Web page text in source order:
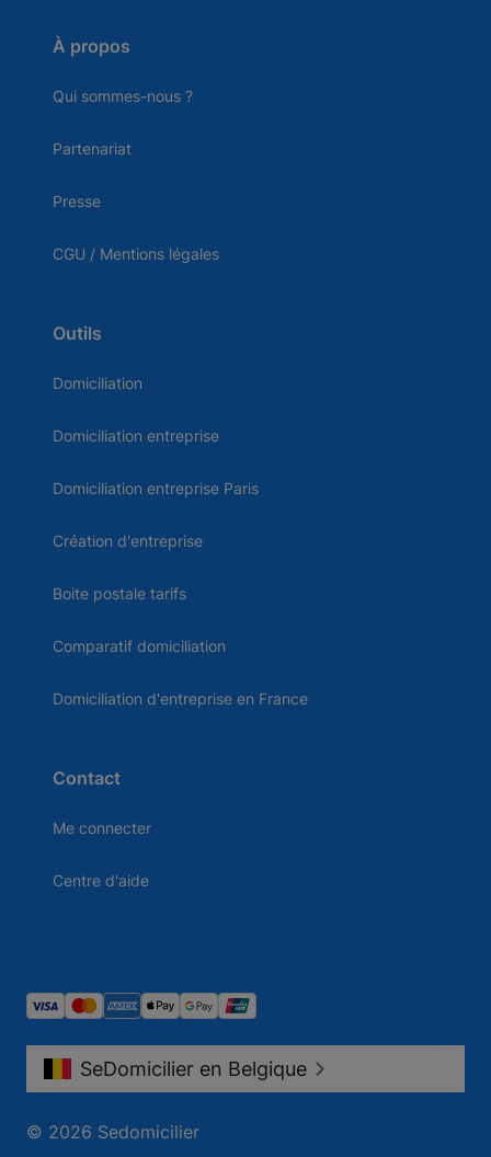
À propos
Qui sommes-nous ?
Partenariat
Presse
CGU / Mentions légales
Outils
Domiciliation
Domiciliation entreprise
Domiciliation entreprise Paris
Création d'entreprise
Boite postale tarifs
Comparatif domiciliation
Domiciliation d'entreprise en France
Contact
Me connecter
Centre d'aide
© 2026 Sedomicilier
SeDomicilier en Belgique